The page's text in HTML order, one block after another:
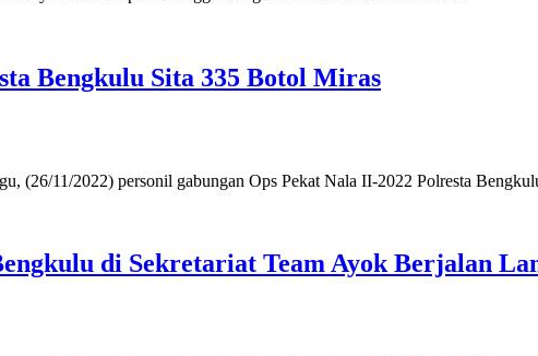
Bengkulu Sita 335 Botol Miras
(26/11/2022) personil gabungan Ops Pekat Nala II-2022 Polresta
di Sekretariat Team Ayok Berjalan